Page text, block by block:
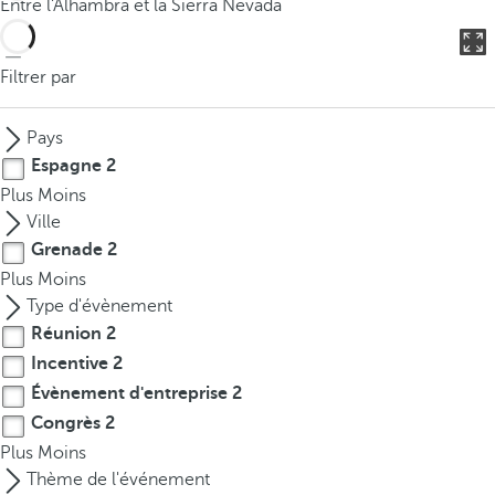
o
c
n
p
r
e
s
t
h
e
d
o
w
n
a
Entre l'Alhambra et la Sierra Nevada
Filtrer par
Pays
Espagne 2
Plus Moins
Ville
Grenade 2
Plus Moins
Type d'évènement
Réunion 2
Incentive 2
Évènement d'entreprise 2
Congrès 2
Plus Moins
Thème de l'événement